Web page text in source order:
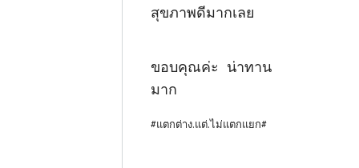
สุขภาพดีมากเลย
ขอบคุณค่ะ น่าทาน
มาก
#แตกต่าง.แต่.ไม่แตกแยก#